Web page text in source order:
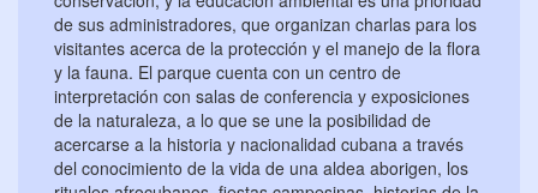
de sus administradores, que organizan charlas para los
visitantes acerca de la protección y el manejo de la flora
y la fauna. El parque cuenta con un centro de
interpretación con salas de conferencia y exposiciones
de la naturaleza, a lo que se une la posibilidad de
acercarse a la historia y nacionalidad cubana a través
del conocimiento de la vida de una aldea aborigen, los